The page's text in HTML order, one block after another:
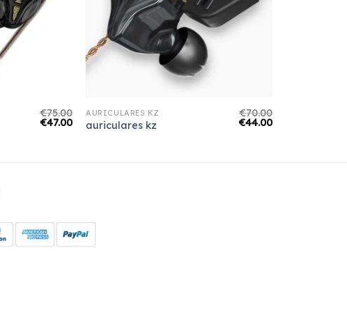
€75.00
€47.00
AURICULARES KZ
auriculares kz
€70.00
€44.00